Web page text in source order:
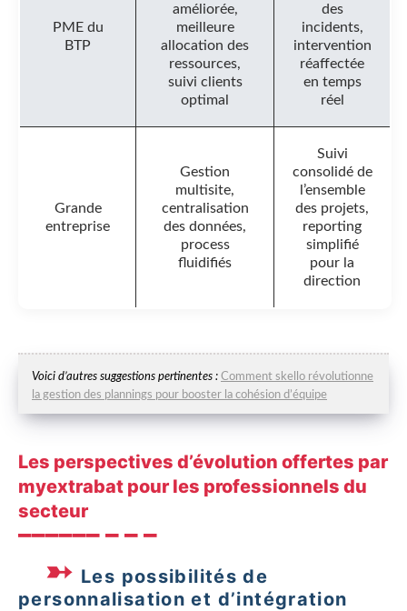
PME du
BTP
améliorée,
meilleure
allocation des
ressources,
suivi clients
optimal
des
incidents,
intervention
réaffectée
en temps
réel
Grande
entreprise
Gestion
multisite,
centralisation
des données,
process
fluidifiés
Suivi
consolidé de
l’ensemble
des projets,
reporting
simplifié
pour la
direction
Voici d’autres suggestions pertinentes : Comment skello révolutionne
la gestion des plannings pour booster la cohésion d’équipe
Les perspectives d’évolution offertes par
myextrabat pour les professionnels du
secteur
Les possibilités de
personnalisation et d’intégration